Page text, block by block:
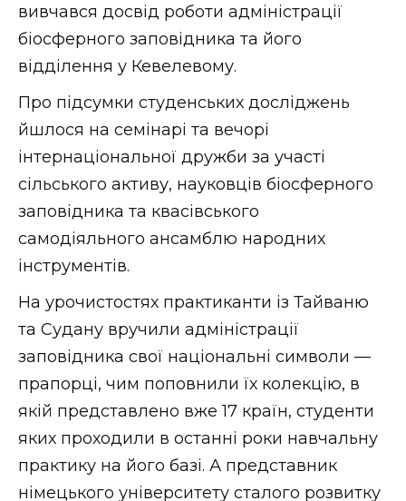
вивчався досвід роботи адміністрації
біосферного заповідника та його
відділення у Кевелевому.
Про підсумки студенських досліджень
йшлося на семінарі та вечорі
інтернаціональної дружби за участі
сільського активу, науковців біосферного
заповідника та квасівського
самодіяльного ансамблю народних
інструментів.
На урочистостях практиканти із Тайваню
та Судану вручили адміністрації
заповідника свої національні символи —
прапорці, чим поповнили їх колекцію, в
якій представлено вже 17 країн, студенти
яких проходили в останні роки навчальну
практику на його базі. А представник
німецького університету сталого розвитку